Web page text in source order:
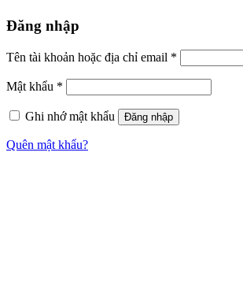
Đăng nhập
Tên tài khoản hoặc địa chỉ email *
Mật khẩu *
Ghi nhớ mật khẩu Đăng nhập
Quên mật khẩu?